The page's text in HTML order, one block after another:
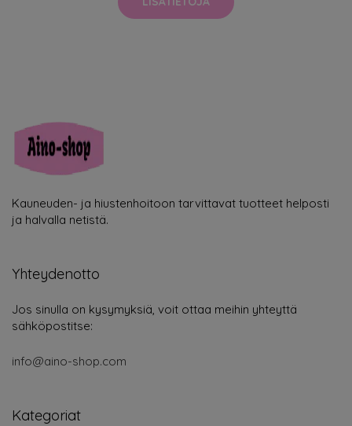
Kauneuden- ja hiustenhoitoon tarvittavat tuotteet helposti
ja halvalla netistä.
Yhteydenotto
Jos sinulla on kysymyksiä, voit ottaa meihin yhteyttä
sähköpostitse:
info@aino-shop.com
Kategoriat